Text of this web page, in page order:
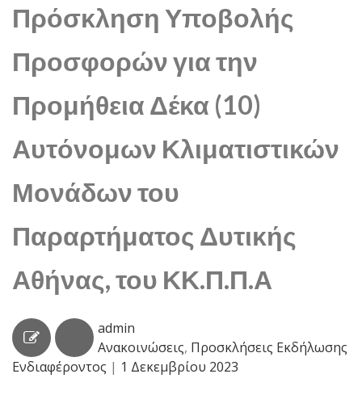
Πρόσκληση Υποβολής
Προσφορών για την
Προμήθεια Δέκα (10)
Αυτόνομων Κλιματιστικών
Μονάδων του
Παραρτήματος Δυτικής
Αθήνας, του ΚΚ.Π.Π.Α
admin
Ανακοινώσεις, Προσκλήσεις Εκδήλωσης
Ενδιαφέροντος | 1 Δεκεμβρίου 2023